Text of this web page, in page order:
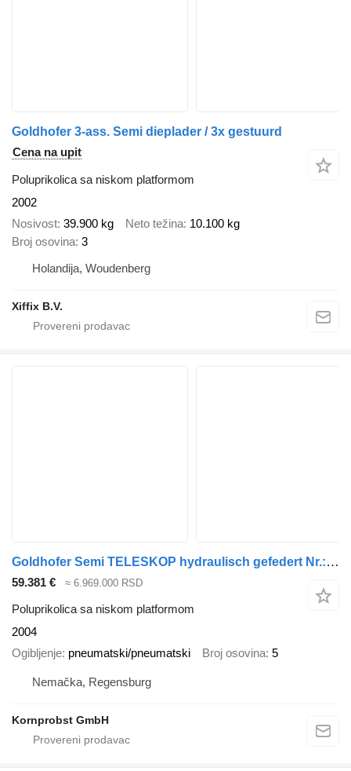
Goldhofer 3-ass. Semi dieplader / 3x gestuurd
Cena na upit
Poluprikolica sa niskom platformom
2002
Nosivost 39.900 kg Neto težina 10.100 kg
Broj osovina 3
Holandija, Woudenberg
Xiffix B.V.
Goldhofer Semi TELESKOP hydraulisch gefedert Nr.: 628
59.381 € ≈ 6.969.000 RSD
Poluprikolica sa niskom platformom
2004
Ogibljenje pneumatski/pneumatski Broj osovina 5
Nemačka, Regensburg
Kornprobst GmbH